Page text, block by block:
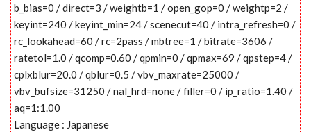
b_bias=0 / direct=3 / weightb=1 / open_gop=0 / weightp=2 /
keyint=240 / keyint_min=24 / scenecut=40 / intra_refresh=0 /
rc_lookahead=60 / rc=2pass / mbtree=1 / bitrate=3606 /
ratetol=1.0 / qcomp=0.60 / qpmin=0 / qpmax=69 / qpstep=4 /
cplxblur=20.0 / qblur=0.5 / vbv_maxrate=25000 /
vbv_bufsize=31250 / nal_hrd=none / filler=0 / ip_ratio=1.40 /
aq=1:1.00
Language : Japanese